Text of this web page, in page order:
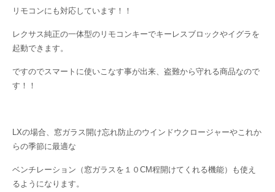
リモコンにも対応しています！！
レクサス純正の一体型のリモコンキーでキーレスブロックやイグラを
起動できます。
ですのでスマートに使いこなす事が出来、盗難から守れる商品なので
す！！
LXの場合、窓ガラス開け忘れ防止のウインドウクロージャーやこれか
らの季節に最適な
ベンチレーション（窓ガラスを１０CM程開けてくれる機能）も使え
るようになります。